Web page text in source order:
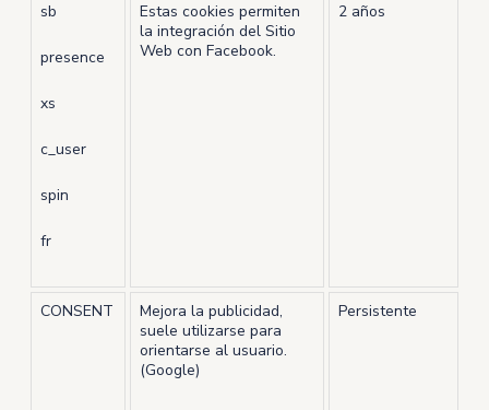
sb
presence
xs
c_user
spin
fr
Estas cookies permiten
la integración del Sitio
Web con Facebook.
2 años
CONSENT
Mejora la publicidad,
suele utilizarse para
orientarse al usuario.
(Google)
Persistente